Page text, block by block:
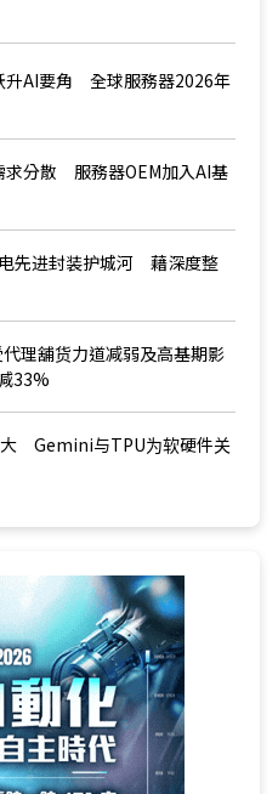
升AI要角 全球服務器2026年
求分散 服務器OEM加入AI基
先进封装护城河 藉深度整
理舖货力道减弱及高基期影
33%
Gemini与TPU为软硬件关